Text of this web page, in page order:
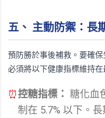
五、 主動防禦：長
預防勝於事後補救。要確
必須將以下健康指標維持在
⏰控糖指標： 糖化血
制在 5.7% 以下。